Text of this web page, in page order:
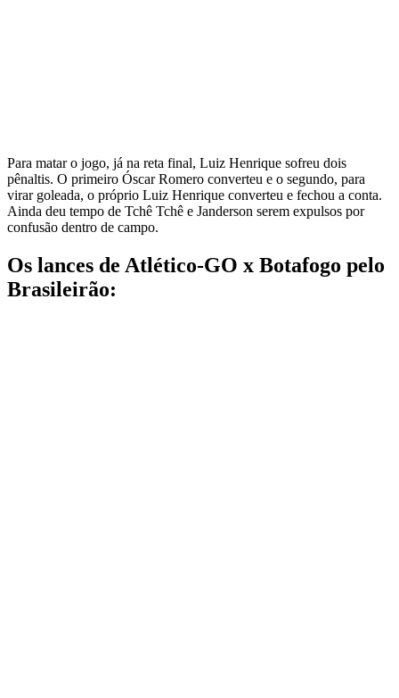
Para matar o jogo, já na reta final, Luiz Henrique sofreu dois
pênaltis. O primeiro Óscar Romero converteu e o segundo, para
virar goleada, o próprio Luiz Henrique converteu e fechou a conta.
Ainda deu tempo de Tchê Tchê e Janderson serem expulsos por
confusão dentro de campo.
Os lances de Atlético-GO x Botafogo pelo
Brasileirão: